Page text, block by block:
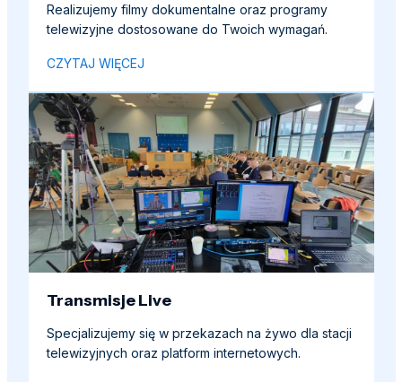
Realizujemy filmy dokumentalne oraz programy
telewizyjne dostosowane do Twoich wymagań.
CZYTAJ WIĘCEJ
Transmisje Live
Specjalizujemy się w przekazach na żywo dla stacji
telewizyjnych oraz platform internetowych.